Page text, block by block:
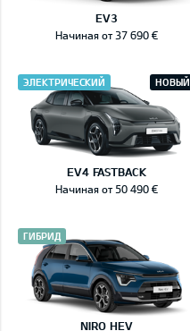
EV3
Начиная от 37 690 €
EV4 FASTBACK
ЭЛЕКТРИЧЕСКИЙ НОВЫЙ
Начиная от 50 490 €
NIRO HEV
ГИБРИД